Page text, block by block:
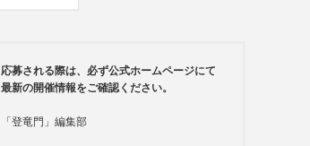
応募される際は、必ず公式ホームページにて
最新の開催情報をご確認ください。
「登竜門」編集部